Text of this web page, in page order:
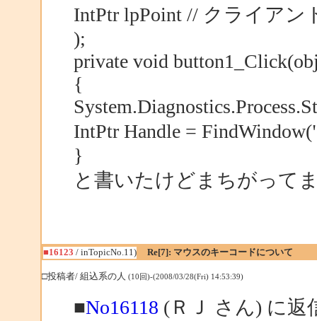
IntPtr lpPoint // クライアン
);
private void
{
IntPtr Handle =
}
と書いたけどまちがって
■16123 / inTopicNo.11) Re[7]: マウスのキーコードについて
□投稿者/ 組込系の人 (10回)-(2008/03/28(Fri) 14:53:39)
■No16118 (ＲＪ さん) に返